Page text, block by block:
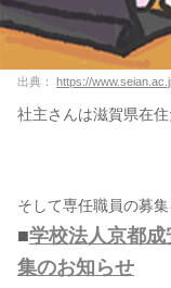
出典： https://
社主さんは滋賀県在住
そして専任職員の募集
■学校法人京都
集のお知らせ